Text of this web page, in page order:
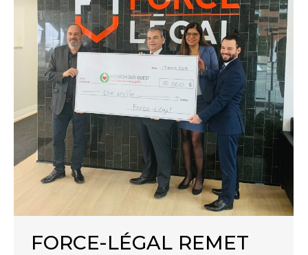
FORCE-LÉGAL REMET